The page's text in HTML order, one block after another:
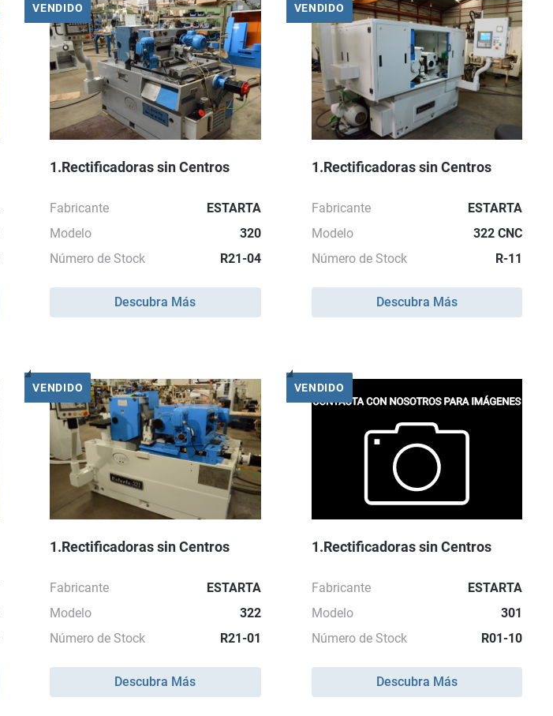
VENDIDO
1.Rectificadoras sin Centros
Fabricante
ESTARTA
Modelo
320
Número de Stock
R21-04
Descubra Más
VENDIDO
1.Rectificadoras sin Centros
Fabricante
ESTARTA
Modelo
322 CNC
Número de Stock
R-11
Descubra Más
VENDIDO
1.Rectificadoras sin Centros
Fabricante
ESTARTA
Modelo
322
Número de Stock
R21-01
Descubra Más
VENDIDO
1.Rectificadoras sin Centros
Fabricante
ESTARTA
Modelo
301
Número de Stock
R01-10
Descubra Más